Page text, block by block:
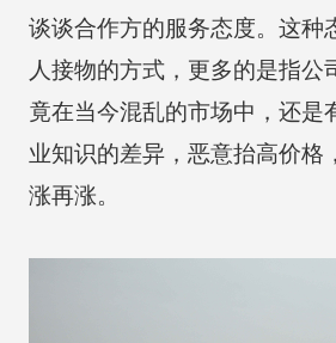
谈谈合作方的服务态度。这种
人接物的方式，更多的是指公
竟在当今混乱的市场中，还是
业知识的差异，恶意抬高价格
涨再涨。